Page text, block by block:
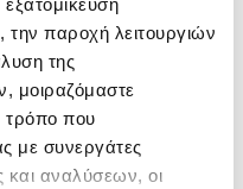
την παροχή λειτουργιών
της
μοιραζόμαστε
τρόπο που
με συνεργάτες
και αναλύσεων, οι
ο Δικός σου